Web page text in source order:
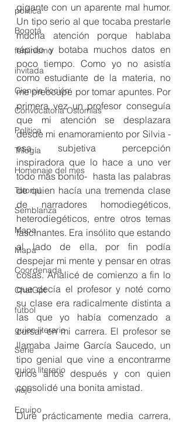
política
Bogotá
feminismo
invitada
Ciencia ficción
Convocatoria Ostomías
Política
Trilogía
Homenaje del mes
Tutorial
Semblanza
Mapa
Mapa
Coordenada
ChatGpt
fútbol
guion literario
Serie
guion literario
viaje
Equipo
gigante con un aparente mal humor.
Un tipo serio al que tocaba prestarle
mucha atención porque hablaba
rápido y botaba muchos datos en
poco tiempo. Como yo no asistía
como estudiante de la materia, no
me preocupé por tomar apuntes. Por
primera vez un profesor conseguía
que mi atención se desplazara
desde mi enamoramiento por Silvia -
esa subjetiva percepción
inspiradora que lo hace a uno ver
todo más bonito-  hasta las palabras
de quien hacía una tremenda clase
de narradores homodiegéticos,
heterodiegéticos, entre otros temas
fascinantes. Era insólito que estando
al lado de ella, por fin podía
despejar mi mente y pensar en otras
cosas. Analicé de comienzo a fin lo
que decía el profesor y noté como
su clase era radicalmente distinta a
las que yo había comenzado a
cursar en mi carrera. El profesor se
llamaba Jaime García Saucedo, un
tipo genial que vine a encontrarme
unos años después y con quien
consolidé una bonita amistad.
Duré prácticamente media carrera,